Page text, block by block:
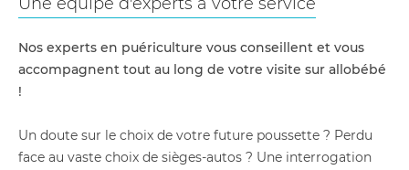
Nos experts en puériculture vous conseillent et vous
accompagnent tout au long de votre visite sur allobébé
!
Un doute sur le choix de votre future poussette ? Perdu
face au vaste choix de sièges-autos ? Une interrogation